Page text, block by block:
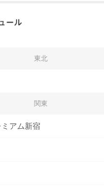
東北
関東
アム新宿